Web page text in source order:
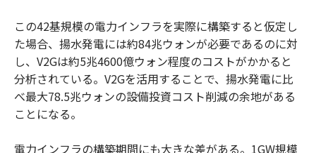
この42基規模の電力インフラを実際に構築すると仮定し
た場合、揚水発電には約84兆ウォンが必要であるのに対
し、V2Gは約5兆4600億ウォン程度のコストがかかると
分析されている。V2Gを活用することで、揚水発電に比
べ最大78.5兆ウォンの設備投資コスト削減の余地がある
ことになる。
電力インフラの構築期間にも大きな差がある。1GW規模